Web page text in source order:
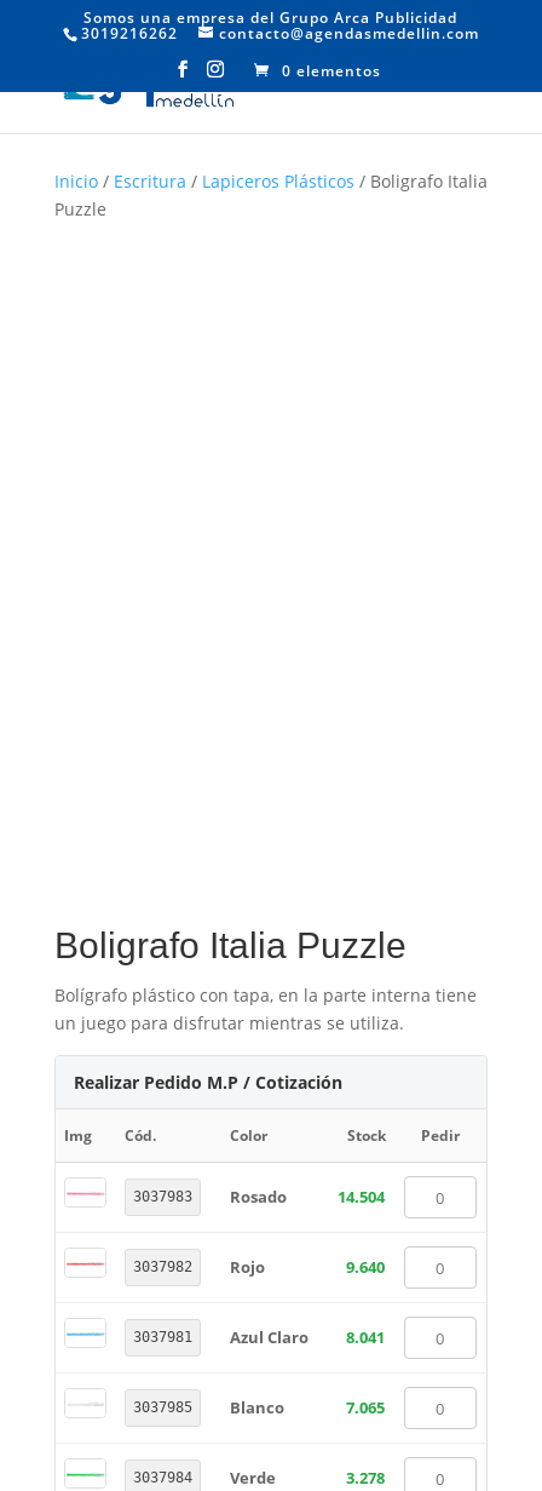
Somos una empresa del Grupo Arca Publicidad
3019216262
contacto@agendasmedellin.com
0 elementos
Inicio/ Escritura / Lapiceros Plásticos / Boligrafo Italia
Puzzle
Boligrafo Italia Puzzle
Bolígrafo plástico con tapa, en la parte interna tiene
un juego para disfrutar mientras se utiliza.
Realizar Pedido M.P / Cotización
Img Cód. Color Stock Pedir
3037983 Rosado 14.504
3037982 Rojo 9.640
3037981 Azul Claro 8.041
3037985 Blanco 7.065
3037984 Verde 3.278